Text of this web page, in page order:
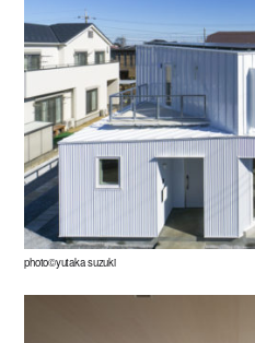
photo©yutaka suzuki